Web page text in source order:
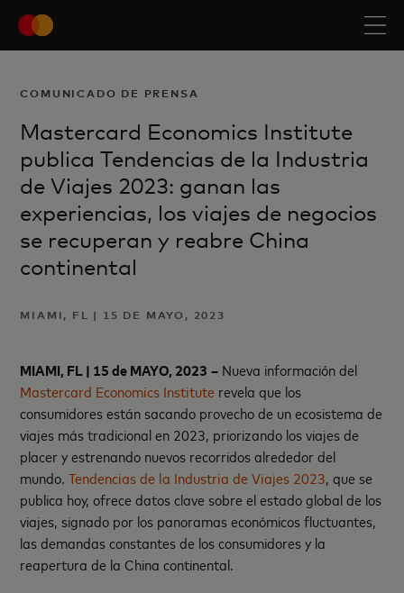
COMUNICADO DE PRENSA
Mastercard Economics Institute
publica Tendencias de la Industria
de Viajes 2023: ganan las
experiencias, los viajes de negocios
se recuperan y reabre China
continental
MIAMI, FL | 15 DE MAYO, 2023
MIAMI, FL| 15 de MAYO, 2023 – Nueva información del
Mastercard Economics Institute revela que los
consumidores están sacando provecho de un ecosistema de
viajes más tradicional en 2023, priorizando los viajes de
placer y estrenando nuevos recorridos alrededor del
mundo.Tendencias de la Industria de Viajes 2023, que se
publica hoy, ofrece datos clave sobre el estado global de los
viajes, signado por los panoramas económicos fluctuantes,
las demandas constantes de los consumidores y la
reapertura de la China continental.